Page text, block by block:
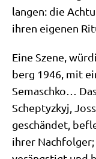
lan­gen: die
ihren eige­nen
Eine Sze­ne,
berg 1946, mit
Semaschko…
Schep­tyz­kyj,
geschän­det,
ihrer